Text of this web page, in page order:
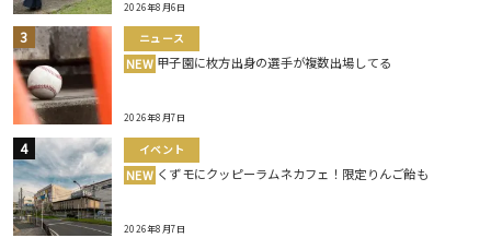
2026年8月6日
ニュース
NEW 甲子園に枚方出身の選手が複数出場してる
2026年8月7日
イベント
NEW くずモにクッピーラムネカフェ！限定りんご飴も
2026年8月7日